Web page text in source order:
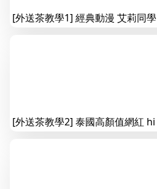
[外送茶教學1] 經典動漫 艾莉同學
[外送茶教學2] 泰國高顏值網紅 hi